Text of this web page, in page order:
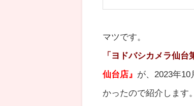
マツです。
「 ヨドバシカメラ仙台
仙台店』 が、2023年
かったので紹介します。